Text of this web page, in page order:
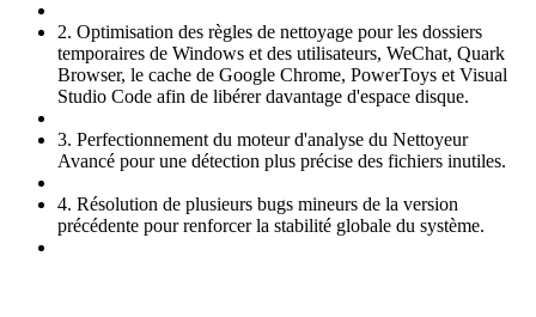
2. Optimisation des règles de nettoyage pour les dossiers
temporaires de Windows et des utilisateurs, WeChat, Quark
Browser, le cache de Google Chrome, PowerToys et Visual
Studio Code afin de libérer davantage d'espace disque.
3. Perfectionnement du moteur d'analyse du Nettoyeur
Avancé pour une détection plus précise des fichiers inutiles.
4. Résolution de plusieurs bugs mineurs de la version
précédente pour renforcer la stabilité globale du système.